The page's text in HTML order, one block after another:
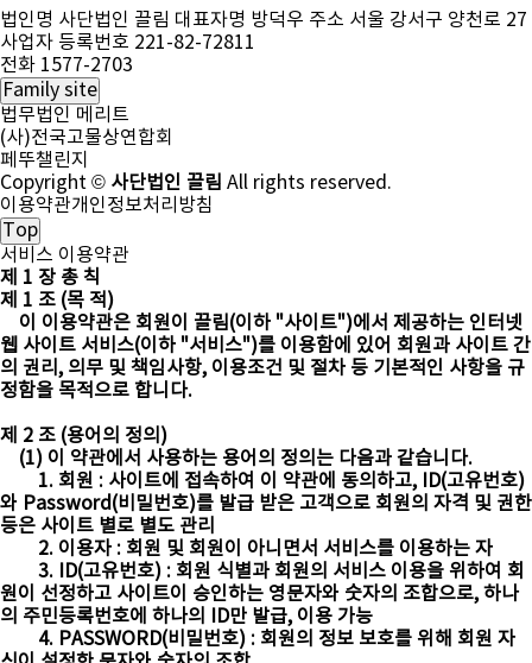
법인명 사단법인 끌림 대표자명 방덕우 주소 서울 강서구 양천로 27
사업자 등록번호 221-82-72811
전화 1577-2703
Family site
법무법인 메리트
(사)전국고물상연합회
페뚜챌린지
Copyright © 사단법인 끌림 All rights reserved.
이용약관개인정보처리방침
Top
서비스 이용약관
제 1 장 총 칙
제 1 조 (목 적)
이 이용약관은 회원이 끌림(이하 "사이트")에서 제공하는 인터넷
웹 사이트 서비스(이하 "서비스")를 이용함에 있어 회원과 사이트 간
의 권리, 의무 및 책임사항, 이용조건 및 절차 등 기본적인 사항을 규
정함을 목적으로 합니다.
제 2 조 (용어의 정의)
(1) 이 약관에서 사용하는 용어의 정의는 다음과 같습니다.
1. 회원 : 사이트에 접속하여 이 약관에 동의하고, ID(고유번호)
와 Password(비밀번호)를 발급 받은 고객으로 회원의 자격 및 권한
등은 사이트 별로 별도 관리
2. 이용자 : 회원 및 회원이 아니면서 서비스를 이용하는 자
3. ID(고유번호) : 회원 식별과 회원의 서비스 이용을 위하여 회
원이 선정하고 사이트이 승인하는 영문자와 숫자의 조합으로, 하나
의 주민등록번호에 하나의 ID만 발급, 이용 가능
4. PASSWORD(비밀번호) : 회원의 정보 보호를 위해 회원 자